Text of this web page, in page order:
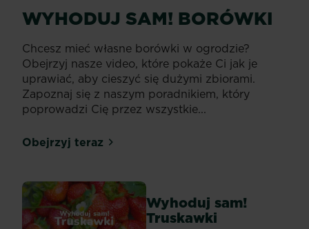
WYHODUJ SAM! BORÓWKI
Chcesz mieć własne borówki w ogrodzie?
Obejrzyj nasze video, które pokaże Ci jak je
uprawiać, aby cieszyć się dużymi zbiorami.
Zapoznaj się z naszym poradnikiem, który
poprowadzi Cię przez wszystkie...
Obejrzyj teraz
Wyhoduj sam!
Truskawki